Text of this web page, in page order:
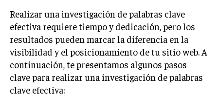
INVERSIONES Y MERCADOS FINANCIEROS
CONTABILIDAD EMPRESARIAL
ECONOMÍA EMPRESARIAL
INTERNACIONAL
NEGOCIOS INTERNACIONALES
Realizar una investigación de palabras clave
efectiva requiere tiempo y dedicación, pero los
resultados pueden marcar la diferencia en la
visibilidad y el posicionamiento de tu sitio web. A
continuación, te presentamos algunos pasos
clave para realizar una investigación de palabras
clave efectiva: